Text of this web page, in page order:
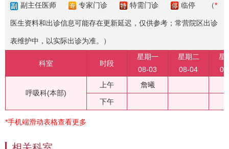
副主任医师 专家门诊 特需门诊 临停 （*
医生资料和出诊信息可能存在更新延迟，仅供参考；常营院区出诊
表维护中，以实际出诊为准。）
科室 时段
星期一
08-03
星期二
08-04
星
呼吸科(本部)
上午 詹曦
下午
*手机端滑动表格查看更多